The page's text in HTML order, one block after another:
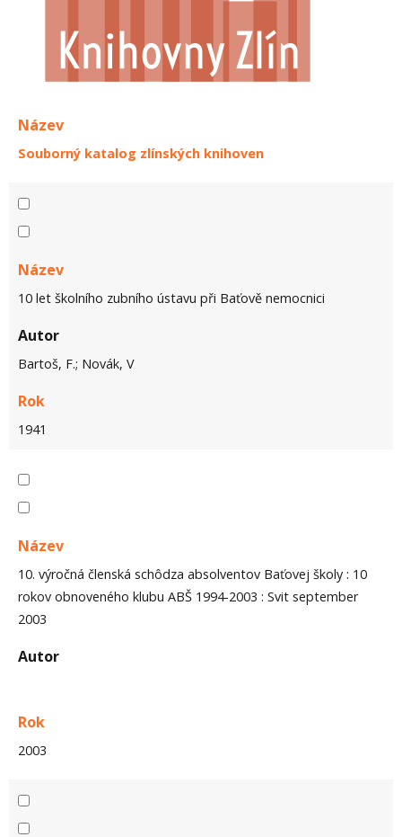
Název
Souborný katalog zlínských knihoven
Název
10 let školního zubního ústavu při Baťově nemocnici
Autor
Bartoš, F.; Novák, V
Rok
1941
Název
10. výročná členská schôdza absolventov Baťovej školy : 10
rokov obnoveného klubu ABŠ 1994-2003 : Svit september
2003
Autor
Rok
2003